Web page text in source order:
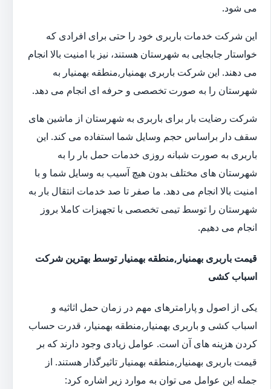
می شود.
این شرکت خدمات باربری خود را حتی برای افرادی که
خواستار جابجایی به شهرستان هستند، نیز با امنیت بالا انجام
می دهند. این شرکت باربری بهمنیار,منطقه بهمنیار به
شهرستان را به صورت تخصصی و حرفه ای انجام می دهد.
شرکت رضایت بار برای باربری به شهرستان از ماشین های
سقف دار براساس حجم وسایل شما استفاده می کند. این
باربری به صورت شبانه روزی خدمات حمل بار را به
شهرستان های مختلف بدون هیچ آسیب به وسایل شما و با
امنیت بالا انجام می دهد. ما صفر تا صد خدمات انتقال بار به
شهرستان را توسط تیمی تخصصی با تجهیزات کاملا بروز
انجام می دهیم.
قیمت باربری بهمنیار,منطقه بهمنیار توسط بهترین شرکت
اسباب کشی
یکی از اصول و پارامترهای مهم در زمان حمل اثاثیه و
اسباب کشی و باربری بهمنیار,منطقه بهمنیار، قدرت حساب
کردن هزینه های آن است. عوامل زیادی وجود دارند که بر
قیمت باربری بهمنیار,منطقه بهمنیار تاثیرگذار هستند. از
جمله این عوامل می توان به موارد زیر اشاره کرد: